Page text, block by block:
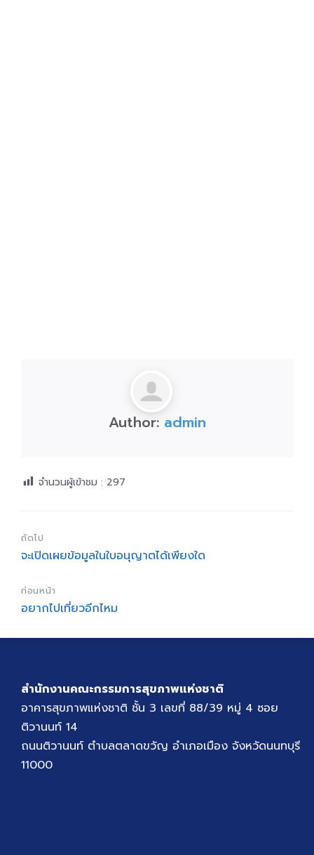
Author: admin
จำนวนผู้เข้าชม : 297
ถัดไป
จะเปิดเผยข้อมูลในใบอนุญาตได้เพียงใด
ก่อนหน้า
อยากไปเที่ยวอีกไหม
สำนักงานคณะกรรมการสุขภาพแห่งชาติ
อาคารสุขภาพแห่งชาติ ชั้น 3 เลขที่ 88/39 หมู่ 4 ซอย
ติวานนท์ 14
ถนนติวานนท์ ตำบลตลาดขวัญ อำเภอเมือง จังหวัดนนทบุรี
11000